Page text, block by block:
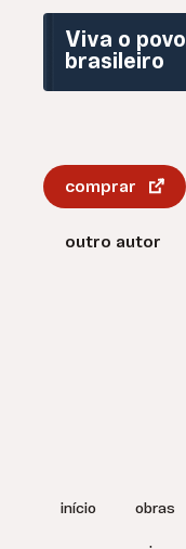
Viva o povo
brasileiro
comprar
outro autor
início obras